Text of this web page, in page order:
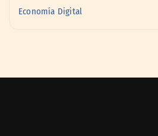
Economía Digital